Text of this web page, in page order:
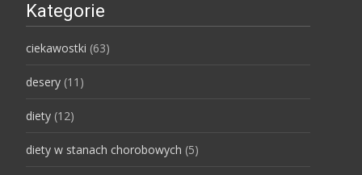
Kategorie
ciekawostki (63)
desery (11)
diety (12)
diety w stanach chorobowych (5)